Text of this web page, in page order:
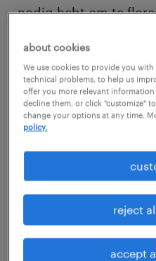
nodig hebt om te
creëert waarin
voelen.
Maar voor
geen eenvoudige
combinatie van het
open posities en het
de andere over
zelfs geografische
about cookies
We use cookies to provide you
technical problems, to help us
offer you more relevant
decline them, or click "customize"
change your options at any time.
policy.
reject
accept